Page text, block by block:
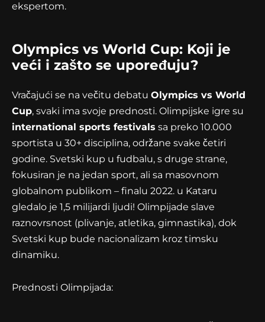
ekspertom.
Olympics vs World Cup: Koji je
veći i zašto se upoređuju?
Vračajući se na večitu debatu Olympics vs World
Cup, svaki ima svoje prednosti. Olimpijske igre su
international sports festivals sa preko 10.000
sportista u 30+ disciplina, održane svake četiri
godine. Svetski kup u fudbalu, s druge strane,
fokusiran je na jedan sport, ali sa masovnom
globalnom publikom – finalu 2022. u Kataru
gledalo je 1,5 milijardi ljudi! Olimpijade slave
raznovrsnost (plivanje, atletika, gimnastika), dok
Svetski kup bude nacionalizam kroz timsku
dinamiku.
Prednosti Olimpijada: